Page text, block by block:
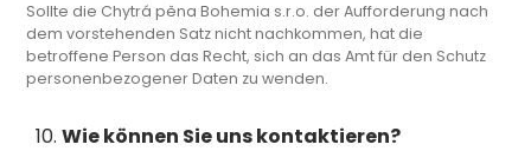
Sollte die Chytrá pěna Bohemia s.r.o. der Aufforderung nach
dem vorstehenden Satz nicht nachkommen, hat die
betroffene Person das Recht, sich an das Amt für den Schutz
personenbezogener Daten zu wenden.
Wie können Sie uns kontaktieren?